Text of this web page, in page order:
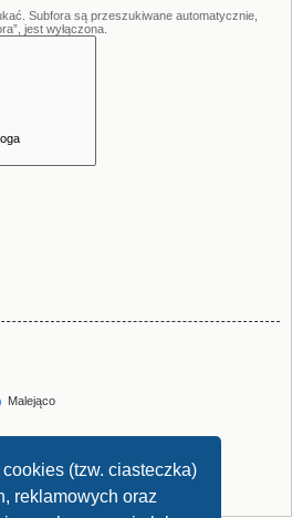
(tzw. ciasteczka)
reklamowych oraz
Subfora są przeszukiwane automatycznie,
jest wyłączona.
Malejąco
poście